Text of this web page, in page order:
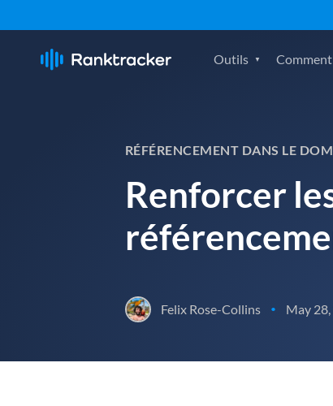
Outils
RÉFÉRENCEMENT DANS LE
Renforcer
Felix Rose-Collins • May